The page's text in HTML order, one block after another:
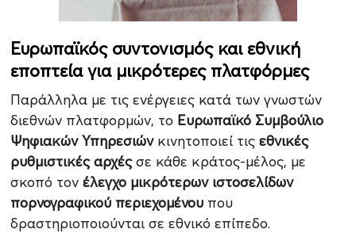
Ευρωπαϊκός συντονισμός και εθνική
εποπτεία για μικρότερες πλατφόρμες
Παράλληλα με τις ενέργειες κατά των γνωστών
διεθνών πλατφορμών, το Ευρωπαϊκό Συμβούλιο
Ψηφιακών Υπηρεσιώνκινητοποιεί τις εθνικές
ρυθμιστικές αρχέςσε κάθε κράτος-μέλος, με
σκοπό τον έλεγχο μικρότερων ιστοσελίδων
πορνογραφικού περιεχομένουπου
δραστηριοποιούνται σε εθνικό επίπεδο.